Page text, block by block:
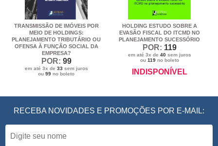
TRANSMISSÃO DE IMÓVEIS POR
MEIO DE HOLDINGS:
PLANEJAMENTO TRIBUTÁRIO OU
OFENSA À FUNÇÃO SOCIAL DA
EMPRESA?
POR: 99
em até 3x de 33sem juros
ou99 no boleto
HOLDING ESTUDO SOBRE A
EVASÃO FISCAL DO ITCMD NO
PLANEJAMENTO SUCESSÓRIO
POR: 119
em até 3x de 40sem juros
ou 119no boleto
INDISPONÍVEL
RECEBA NOVIDADES E PROMOÇÕES POR E-MAIL: